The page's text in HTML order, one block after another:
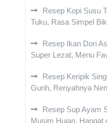
Resep Kopi Susu
Tuku, Rasa Simpel
Resep Ikan Dori
Super Lezat, Menu
Resep Keripik
Gurih, Renyahnya
Resep Sup Ayam
Musim Hujan, Hangat